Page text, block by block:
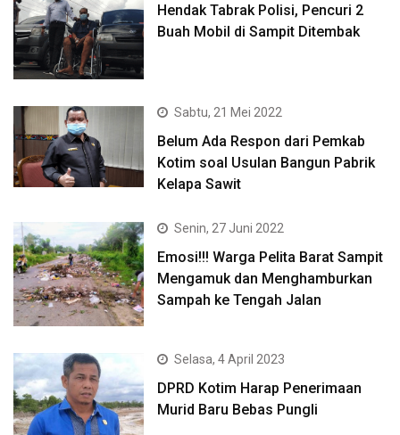
Hendak Tabrak Polisi, Pencuri 2
Buah Mobil di Sampit Ditembak
Sabtu, 21 Mei 2022
Belum Ada Respon dari Pemkab
Kotim soal Usulan Bangun Pabrik
Kelapa Sawit
Senin, 27 Juni 2022
Emosi!!! Warga Pelita Barat Sampit
Mengamuk dan Menghamburkan
Sampah ke Tengah Jalan
Selasa, 4 April 2023
DPRD Kotim Harap Penerimaan
Murid Baru Bebas Pungli